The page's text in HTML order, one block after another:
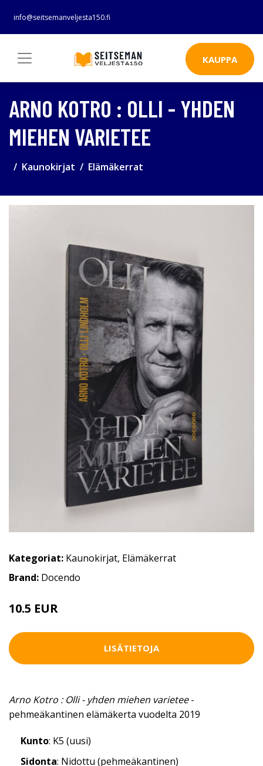
info@seitsemanveljesta150.fi
KAUPPA
ARNO KOTRO : OLLI - YHDEN
MIEHEN VARIETEE
Kaunokirjat Elämäkerrat
Kategoriat: Kaunokirjat, Elämäkerrat
Brand: Docendo
10.5 EUR
LISÄTIETOJA
Arno Kotro : Olli - yhden miehen varietee-
pehmeäkantinen elämäkerta vuodelta 2019
Kunto: K5 (uusi)
Sidonta: Nidottu (pehmeäkantinen)